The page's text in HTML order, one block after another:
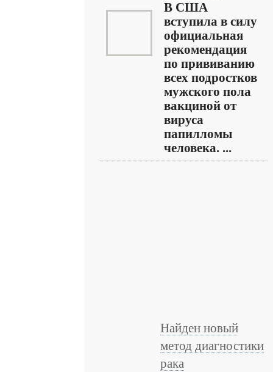
В США
вступила в силу
официальная
рекомендация
по прививанию
всех подростков
мужского пола
вакциной от
вируса
папилломы
человека. ...
Найден новый
метод диагностики
рака